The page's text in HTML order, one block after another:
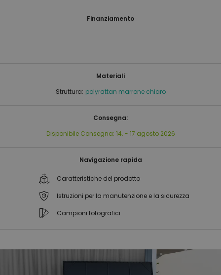
Materiali
Struttura: polyrattan marrone chiaro
Consegna:
Disponibile Consegna: 14. - 17 agosto 2026
Navigazione rapida
Caratteristiche del prodotto
Istruzioni per la manutenzione e la sicurezza
Campioni fotografici
Finanziamento